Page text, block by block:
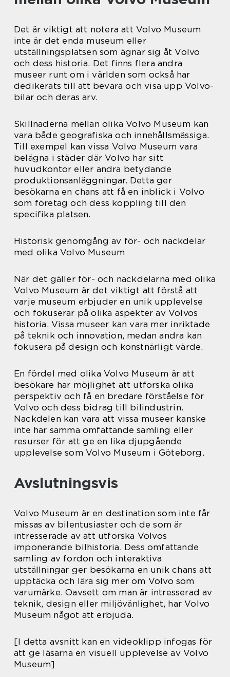
Det är viktigt att notera att Volvo Museum
inte är det enda museum eller
utställningsplatsen som ägnar sig åt Volvo
och dess historia. Det finns flera andra
museer runt om i världen som också har
dedikerats till att bevara och visa upp Volvo-
bilar och deras arv.
Skillnaderna mellan olika Volvo Museum kan
vara både geografiska och innehållsmässiga.
Till exempel kan vissa Volvo Museum vara
belägna i städer där Volvo har sitt
huvudkontor eller andra betydande
produktionsanläggningar. Detta ger
besökarna en chans att få en inblick i Volvo
som företag och dess koppling till den
specifika platsen.
Historisk genomgång av för- och nackdelar
med olika Volvo Museum
När det gäller för- och nackdelarna med olika
Volvo Museum är det viktigt att förstå att
varje museum erbjuder en unik upplevelse
och fokuserar på olika aspekter av Volvos
historia. Vissa museer kan vara mer inriktade
på teknik och innovation, medan andra kan
fokusera på design och konstnärligt värde.
En fördel med olika Volvo Museum är att
besökare har möjlighet att utforska olika
perspektiv och få en bredare förståelse för
Volvo och dess bidrag till bilindustrin.
Nackdelen kan vara att vissa museer kanske
inte har samma omfattande samling eller
resurser för att ge en lika djupgående
upplevelse som Volvo Museum i Göteborg.
Avslutningsvis
Volvo Museum är en destination som inte får
missas av bilentusiaster och de som är
intresserade av att utforska Volvos
imponerande bilhistoria. Dess omfattande
samling av fordon och interaktiva
utställningar ger besökarna en unik chans att
upptäcka och lära sig mer om Volvo som
varumärke. Oavsett om man är intresserad av
teknik, design eller miljövänlighet, har Volvo
Museum något att erbjuda.
[I detta avsnitt kan en videoklipp infogas för
att ge läsarna en visuell upplevelse av Volvo
Museum]